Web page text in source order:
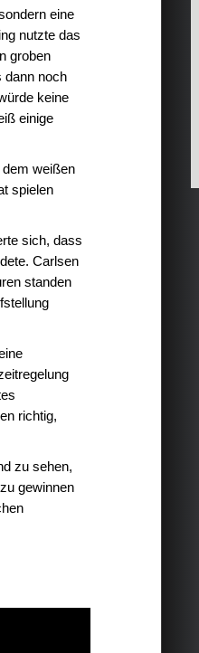
eine
nutzte das
groben
dann noch
keine
einige
weißen
spielen
sich, dass
Carlsen
standen
richtig,
zu sehen,
gewinnen